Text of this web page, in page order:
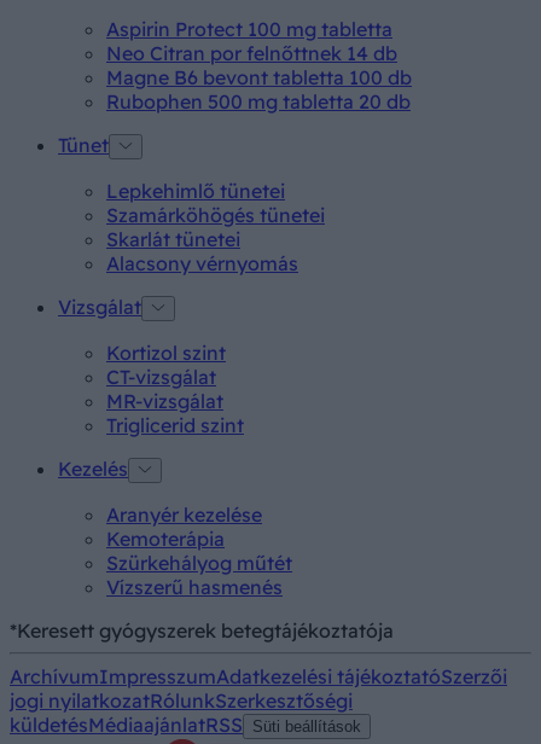
Aspirin Protect 100 mg tabletta
Neo Citran por felnőttnek 14 db
Magne B6 bevont tabletta 100 db
Rubophen 500 mg tabletta 20 db
Tünet
Lepkehimlő tünetei
Szamárköhögés tünetei
Skarlát tünetei
Alacsony vérnyomás
Vizsgálat
Kortizol szint
CT-vizsgálat
MR-vizsgálat
Triglicerid szint
Kezelés
Aranyér kezelése
Kemoterápia
Szürkehályog műtét
Vízszerű hasmenés
*Keresett gyógyszerek betegtájékoztatója
ArchívumImpresszumAdatkezelési tájékoztatóSzerzői
jogi nyilatkozatRólunkSzerkesztőségi
küldetésMédiaajánlatRSS Süti beállítások